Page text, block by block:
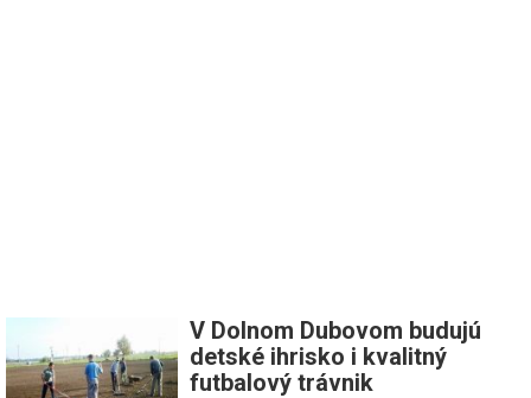
V Dolnom Dubovom budujú
detské ihrisko i kvalitný
futbalový trávnik